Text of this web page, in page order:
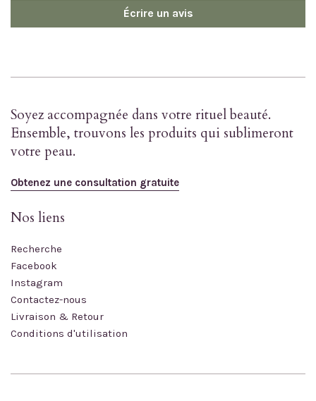
Écrire un avis
Soyez accompagnée dans votre rituel beauté.
Ensemble, trouvons les produits qui sublimeront
votre peau.
Obtenez une consultation gratuite
Nos liens
Recherche
Facebook
Instagram
Contactez-nous
Livraison & Retour
Conditions d'utilisation